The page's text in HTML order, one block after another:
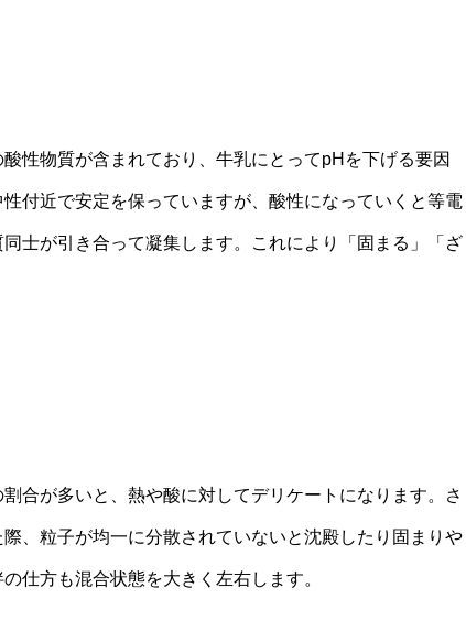
性物質が含まれており、牛乳にとってpHを下げる要因
付近で安定を保っていますが、酸性になっていくと等電
士が引き合って凝集します。これにより「固まる」「ざ
合が多いと、熱や酸に対してデリケートになります。さ
、粒子が均一に分散されていないと沈殿したり固まりや
仕方も混合状態を大きく左右します。